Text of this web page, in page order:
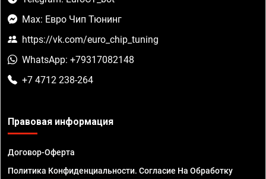
Max: Евро Чип Тюнинг
https://vk.com/euro_chip_tuning
WhatsApp: +79317082148
+7 4712 238-264
Правовая информация
Договор-Оферта
Политика Конфиденциальности. Согласие На Обработку